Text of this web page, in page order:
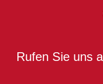
Rufen Sie uns